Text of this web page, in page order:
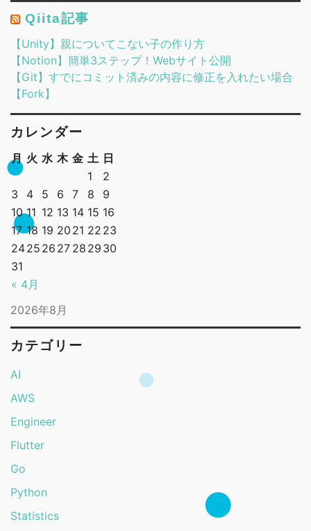
Qiita記事
【Unity】親についてこない子の作り方
【Notion】簡単3ステップ！Webサイト公開
【Git】すでにコミット済みの内容に修正を入れたい場合
【Fork】
カレンダー
2026年8月
月 火 水 木 金 土 日
« 4月
1
2
3
4 5 6 7 8
9
10 11 12 13 14 15 16
17 18 19 20 21 22 23
2425 26 27 28 29 30
31
カテゴリー
AI
AWS
Engineer
Flutter
Go
Python
Statistics